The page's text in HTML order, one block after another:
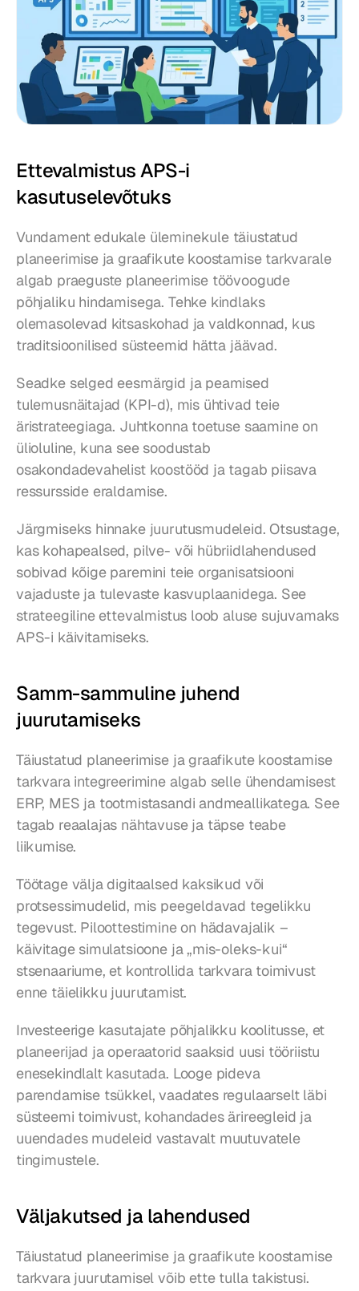
Ettevalmistus APS-i
kasutuselevõtuks
Vundament edukale üleminekule täiustatud
planeerimise ja graafikute koostamise tarkvarale
algab praeguste planeerimise töövoogude
põhjaliku hindamisega. Tehke kindlaks
olemasolevad kitsaskohad ja valdkonnad, kus
traditsioonilised süsteemid hätta jäävad.
Seadke selged eesmärgid ja peamised
tulemusnäitajad (KPI-d), mis ühtivad teie
äristrateegiaga. Juhtkonna toetuse saamine on
ülioluline, kuna see soodustab
osakondadevahelist koostööd ja tagab piisava
ressursside eraldamise.
Järgmiseks hinnake juurutusmudeleid. Otsustage,
kas kohapealsed, pilve- või hübriidlahendused
sobivad kõige paremini teie organisatsiooni
vajaduste ja tulevaste kasvuplaanidega. See
strateegiline ettevalmistus loob aluse sujuvamaks
APS-i käivitamiseks.
Samm-sammuline juhend
juurutamiseks
Täiustatud planeerimise ja graafikute koostamise
tarkvara integreerimine algab selle ühendamisest
ERP, MES ja tootmistasandi andmeallikatega. See
tagab reaalajas nähtavuse ja täpse teabe
liikumise.
Töötage välja digitaalsed kaksikud või
protsessimudelid, mis peegeldavad tegelikku
tegevust. Piloottestimine on hädavajalik –
käivitage simulatsioone ja „mis-oleks-kui“
stsenaariume, et kontrollida tarkvara toimivust
enne täielikku juurutamist.
Investeerige kasutajate põhjalikku koolitusse, et
planeerijad ja operaatorid saaksid uusi tööriistu
enesekindlalt kasutada. Looge pideva
parendamise tsükkel, vaadates regulaarselt läbi
süsteemi toimivust, kohandades ärireegleid ja
uuendades mudeleid vastavalt muutuvatele
tingimustele.
Väljakutsed ja lahendused
Täiustatud planeerimise ja graafikute koostamise
tarkvara juurutamisel võib ette tulla takistusi.